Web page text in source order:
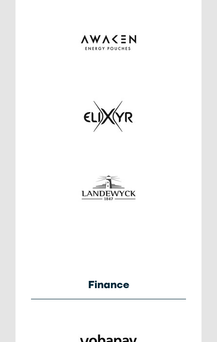
Finance